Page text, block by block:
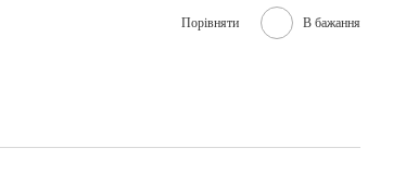
Порівняти В бажання